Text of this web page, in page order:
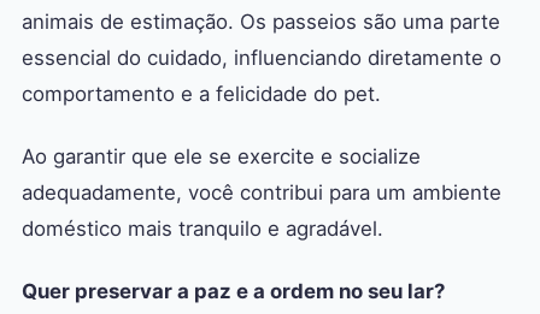
animais de estimação. Os passeios são uma parte
essencial do cuidado, influenciando diretamente o
comportamento e a felicidade do pet.
Ao garantir que ele se exercite e socialize
adequadamente, você contribui para um ambiente
doméstico mais tranquilo e agradável.
Quer preservar a paz e a ordem no seu lar?